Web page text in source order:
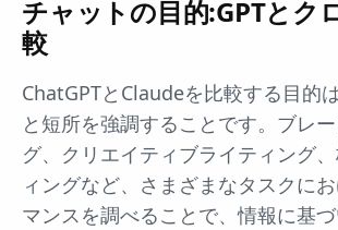
チャットの目的:GPTとク
較
ChatGPTとClaudeを比較する目的
と短所を強調することです。ブレ
グ、クリエイティブライティング
ィングなど、さまざまなタスクに
マンスを調べることで、情報に基